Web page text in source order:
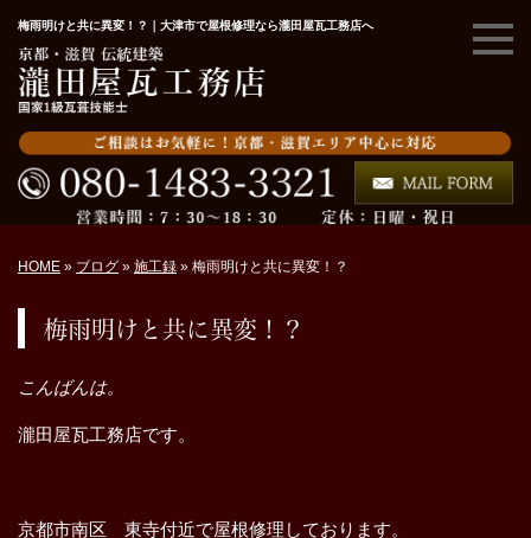
梅雨明けと共に異変！？｜大津市で屋根修理なら瀧田屋瓦工務店へ
HOME » ブログ » 施工録 » 梅雨明けと共に異変！？
梅雨明けと共に異変！？
こんばんは。
瀧田屋瓦工務店です。
京都市南区 東寺付近で屋根修理しております。